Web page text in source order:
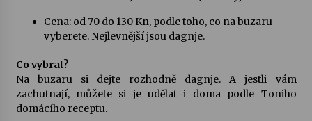
Cena: od 70 do 130 Kn, podle toho, co na buzaru
vyberete. Nejlevnější jsou dagnje.
Co vybrat?
Na buzaru si dejte rozhodně dagnje. A jestli vám
zachutnají, můžete si je udělat i doma podle Toniho
domácího receptu.